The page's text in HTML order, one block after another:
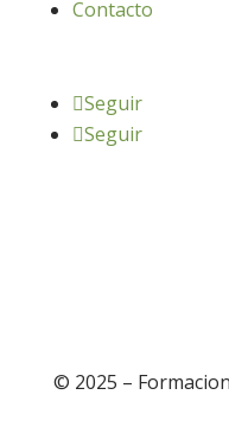
Contacto
Seguir
Seguir
© 2025 –